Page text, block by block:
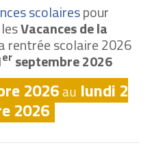
scolairespour
Vacances de la
rentrée scolaire 2026
er septembre 2026
2026au lundi 2
2026